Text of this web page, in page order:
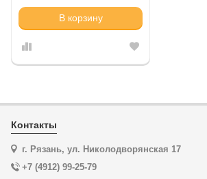
В корзину
Контакты
г. Рязань, ул. Николодворянская 17
+7 (4912) 99-25-79